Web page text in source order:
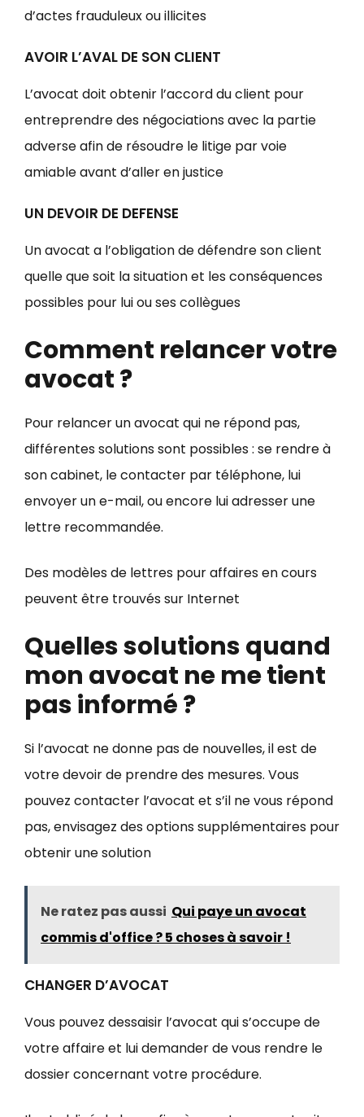
d’actes frauduleux ou illicites
AVOIR L’AVAL DE SON CLIENT
L’avocat doit obtenir l’accord du client pour
entreprendre des négociations avec la partie
adverse afin de résoudre le litige par voie
amiable avant d’aller en justice
UN DEVOIR DE DEFENSE
Un avocat a l’obligation de défendre son client
quelle que soit la situation et les conséquences
possibles pour lui ou ses collègues
Comment relancer votre
avocat ?
Pour relancer un avocat qui ne répond pas,
différentes solutions sont possibles : se rendre à
son cabinet, le contacter par téléphone, lui
envoyer un e-mail, ou encore lui adresser une
lettre recommandée.
Des modèles de lettres pour affaires en cours
peuvent être trouvés sur Internet
Quelles solutions quand
mon avocat ne me tient
pas informé ?
Si l’avocat ne donne pas de nouvelles, il est de
votre devoir de prendre des mesures. Vous
pouvez contacter l’avocat et s’il ne vous répond
pas, envisagez des options supplémentaires pour
obtenir une solution
Ne ratez pas aussi Qui paye un avocat
commis d'office ? 5 choses à savoir !
CHANGER D’AVOCAT
Vous pouvez dessaisir l’avocat qui s’occupe de
votre affaire et lui demander de vous rendre le
dossier concernant votre procédure.